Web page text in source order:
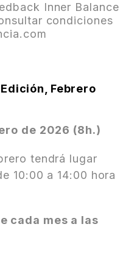
Inner Balance
condiciones
Febrero
de 2026 (8h.)
tendrá lugar
10:00 a 14:00 hora
cada mes a las